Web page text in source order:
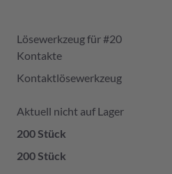
Lösewerkzeug für #20
Kontakte
Kontaktlösewerkzeug
Aktuell nicht auf Lager
200 Stück
200 Stück